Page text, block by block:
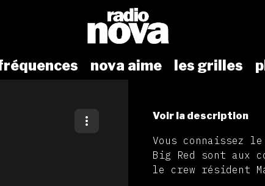
nova aime les grilles
Voir la description
Vous connaissez
Big Red sont aux
le crew résident